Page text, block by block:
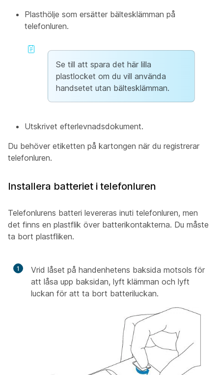
Plasthölje som ersätter bältesklämman på
telefonluren.
Se till att spara det här lilla
plastlocket om du vill använda
handsetet utan bältesklämman.
Utskrivet efterlevnadsdokument.
Du behöver etiketten på kartongen när du registrerar
telefonluren.
Installera batteriet i telefonluren
Telefonlurens batteri levereras inuti telefonluren, men
det finns en plastflik över batterikontakterna. Du måste
ta bort plastfliken.
1
Vrid låset på handenhetens baksida motsols för
att låsa upp baksidan, lyft klämman och lyft
luckan för att ta bort batteriluckan.